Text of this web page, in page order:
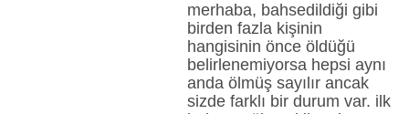
merhaba, bahsedildiği gibi
birden fazla kişinin
hangisinin önce öldüğü
belirlenemiyorsa hepsi aynı
anda ölmüş sayılır ancak
sizde farklı bir durum var. ilk